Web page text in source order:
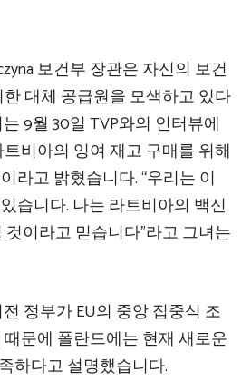
보건부 장관은 자신의 보건
대체 공급원을 모색하고 있다
9월 30일 TVP와의 인터뷰에
비아의 잉여 재고 구매를 위해
라고 밝혔습니다. “우리는 이
습니다. 나는 라트비아의 백신
것이라고 믿습니다”라고 그녀는
정부가 EU의 중앙 집중식 조
문에 폴란드에는 현재 새로운
하다고 설명했습니다.